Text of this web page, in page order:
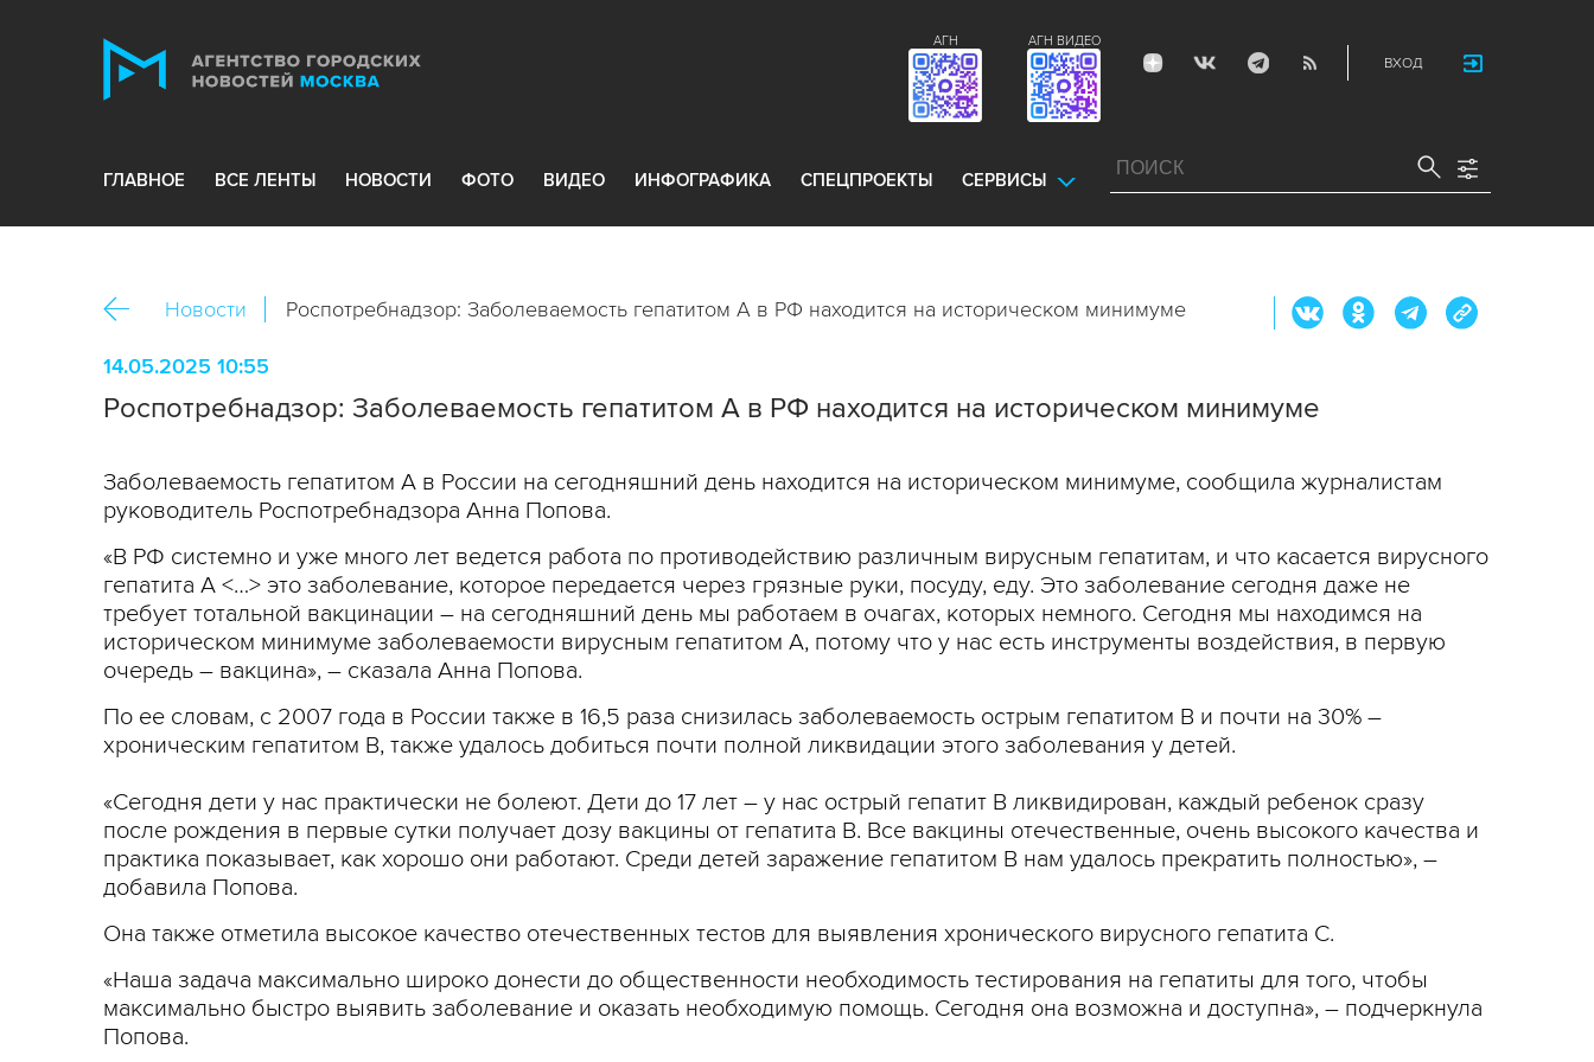
ВХОД
АГН ВИДЕО
АГН
ГЛАВНОЕ ВСЕ ЛЕНТЫ НОВОСТИ ФОТО ВИДЕО ИНФОГРАФИКА СПЕЦПРОЕКТЫ СЕРВИСЫ
Новости Роспотребнадзор: Заболеваемость гепатитом А в РФ находится на историческом минимуме
14.05.2025 10:55
Роспотребнадзор: Заболеваемость гепатитом А в РФ находится на историческом минимуме
Заболеваемость гепатитом А в России на сегодняшний день находится на историческом минимуме, сообщила журналистам
руководитель Роспотребнадзора Анна Попова.
«В РФ системно и уже много лет ведется работа по противодействию различным вирусным гепатитам, и что касается вирусного
гепатита А <…> это заболевание, которое передается через грязные руки, посуду, еду. Это заболевание сегодня даже не
требует тотальной вакцинации – на сегодняшний день мы работаем в очагах, которых немного. Сегодня мы находимся на
историческом минимуме заболеваемости вирусным гепатитом А, потому что у нас есть инструменты воздействия, в первую
очередь – вакцина», – сказала Анна Попова.
По ее словам, с 2007 года в России также в 16,5 раза снизилась заболеваемость острым гепатитом В и почти на 30% –
хроническим гепатитом В, также удалось добиться почти полной ликвидации этого заболевания у детей.
«Сегодня дети у нас практически не болеют. Дети до 17 лет – у нас острый гепатит В ликвидирован, каждый ребенок сразу
после рождения в первые сутки получает дозу вакцины от гепатита В. Все вакцины отечественные, очень высокого качества и
практика показывает, как хорошо они работают. Среди детей заражение гепатитом В нам удалось прекратить полностью», –
добавила Попова.
Она также отметила высокое качество отечественных тестов для выявления хронического вирусного гепатита С.
«Наша задача максимально широко донести до общественности необходимость тестирования на гепатиты для того, чтобы
максимально быстро выявить заболевание и оказать необходимую помощь. Сегодня она возможна и доступна», – подчеркнула
Попова.